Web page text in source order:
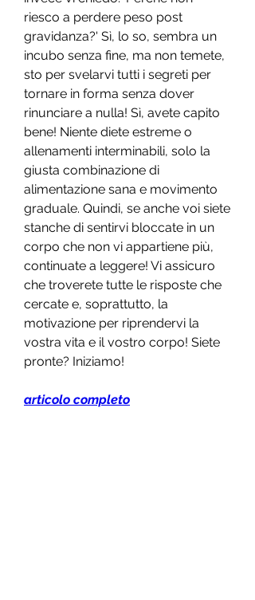
riesco a perdere peso post
gravidanza?' Sì, lo so, sembra un
incubo senza fine, ma non temete,
sto per svelarvi tutti i segreti per
tornare in forma senza dover
rinunciare a nulla! Sì, avete capito
bene! Niente diete estreme o
allenamenti interminabili, solo la
giusta combinazione di
alimentazione sana e movimento
graduale. Quindi, se anche voi siete
stanche di sentirvi bloccate in un
corpo che non vi appartiene più,
continuate a leggere! Vi assicuro
che troverete tutte le risposte che
cercate e, soprattutto, la
motivazione per riprendervi la
vostra vita e il vostro corpo! Siete
pronte? Iniziamo!
articolo completo